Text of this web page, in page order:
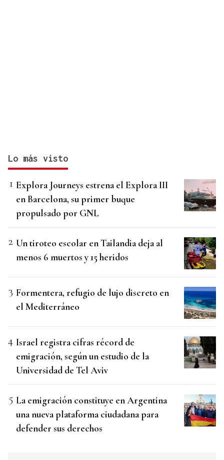
Lo más visto
Explora Journeys estrena el Explora III
en Barcelona, su primer buque
propulsado por GNL
Un tiroteo escolar en Tailandia deja al
menos 6 muertos y 15 heridos
Formentera, refugio de lujo discreto en
el Mediterráneo
Israel registra cifras récord de
emigración, según un estudio de la
Universidad de Tel Aviv
La emigración constituye en Argentina
una nueva plataforma ciudadana para
defender sus derechos